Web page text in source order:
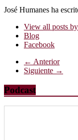
José Humanes ha
View all posts
Blog
Facebook
← Anterior
Siguiente →
Podcast